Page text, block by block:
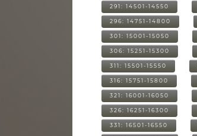
291: 14501-14550
296: 14751-14800
301: 15001-15050
306: 15251-15300
311: 15501-15550
316: 15751-15800
321: 16001-16050
326: 16251-16300
331: 16501-16550